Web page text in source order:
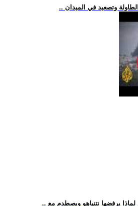
وتصعيد في الميدان